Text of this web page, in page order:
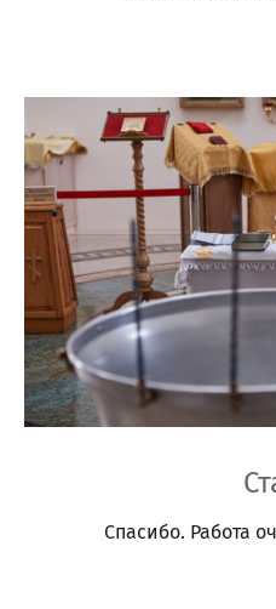
Спасибо. Работа